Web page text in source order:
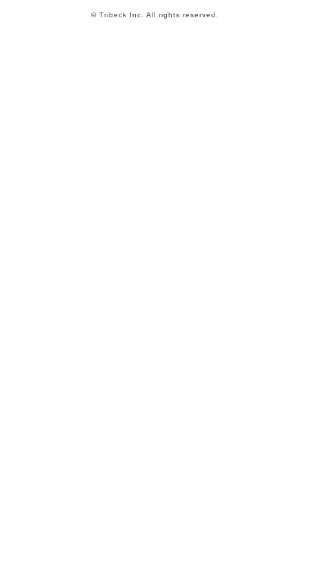
© Tribeck Inc. All rights reserved.